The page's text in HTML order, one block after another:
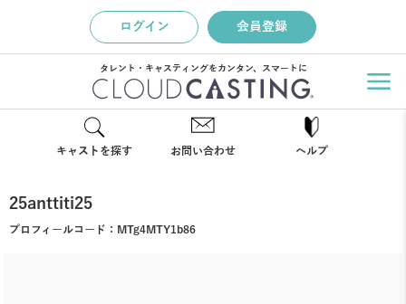
ログイン 会員登録
タレント・キャスティングをカンタン、スマートに
キャストを探す お問い合わせ ヘルプ
25anttiti25
プロフィールコード： MTg4MTY1b86